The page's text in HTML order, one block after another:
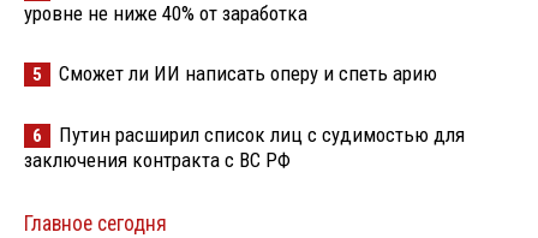
уровне не ниже 40% от заработка
5 Сможет ли ИИ написать оперу и спеть арию
6
Путин расширил список лиц с судимостью для
заключения контракта с ВС РФ
Главное сегодня